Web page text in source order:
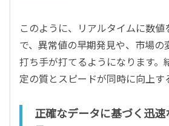
このように、リアルタイムに数値
で、異常値の早期発見や、市場の
打ち手が打てるようになります。
定の質とスピードが同時に向上す
正確なデータに基づく迅